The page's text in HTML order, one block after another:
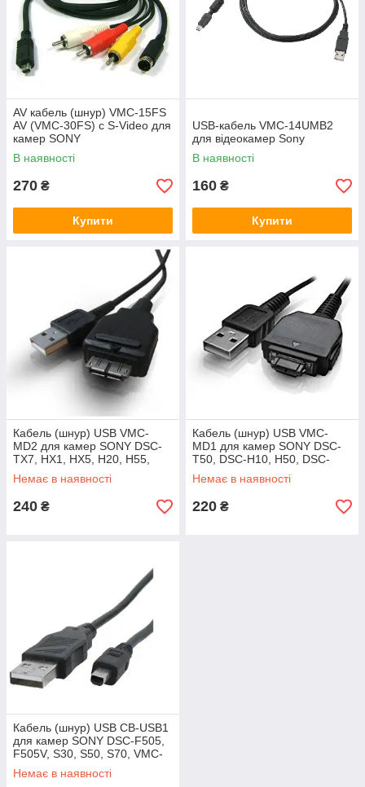
AV кабель (шнур) VMC-15FS
AV (VMC-30FS) с S-Video для
камер SONY
В наявності
270 ₴
Купити
USB-кабель VMC-14UMB2
для відеокамер Sony
В наявності
160 ₴
Купити
Кабель (шнур) USB VMC-
MD2 для камер SONY DSC-
TX7, HX1, HX5, H20, H55,
W210, W220, W215, W230,
W270, W275, W290
Немає в наявності
240 ₴
Кабель (шнур) USB VMC-
MD1 для камер SONY DSC-
T50, DSC-H10, H50, DSC-
T700, DSC-W300, DSC-WX1,
DSC-W90, DSC-N2
Немає в наявності
220 ₴
Кабель (шнур) USB CB-USB1
для камер SONY DSC-F505,
F505V, S30, S50, S70, VMC-
CD1000, MC-P10, NW-MS7,
NW-S4
Немає в наявності